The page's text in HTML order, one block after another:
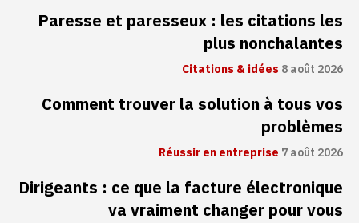
Paresse et paresseux : les citations les
plus nonchalantes
Citations & idées8 août 2026
Comment trouver la solution à tous vos
problèmes
Réussir en entreprise 7 août 2026
Dirigeants : ce que la facture électronique
va vraiment changer pour vous